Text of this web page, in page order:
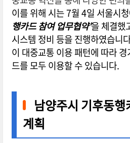
이를 위해 시는 7월 4일 서울시
행카드 참여 업무협약’을 체결했
시스템 정비 등을 진행하였습니
이 대중교통 이용 패턴에 따라
드를 모두 이용할 수 있습니다.
남양주시 기후동
계획